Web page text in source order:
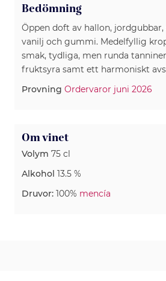
Bedömning
Öppen doft av hallon, jordgubbar,
vanilj och gummi. Medelfyllig
smak, tydliga, men runda
fruktsyra samt ett harmoniskt
Provning Ordervaror juni 2026
Om vinet
Volym 75 cl
Alkohol 13.5 %
Druvor: 100% mencía